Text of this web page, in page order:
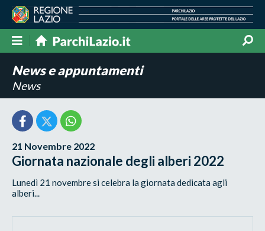
News e appuntamenti
News
21 Novembre 2022
Giornata nazionale degli alberi 2022
Lunedì 21 novembre si celebra la giornata dedicata agli
alberi...